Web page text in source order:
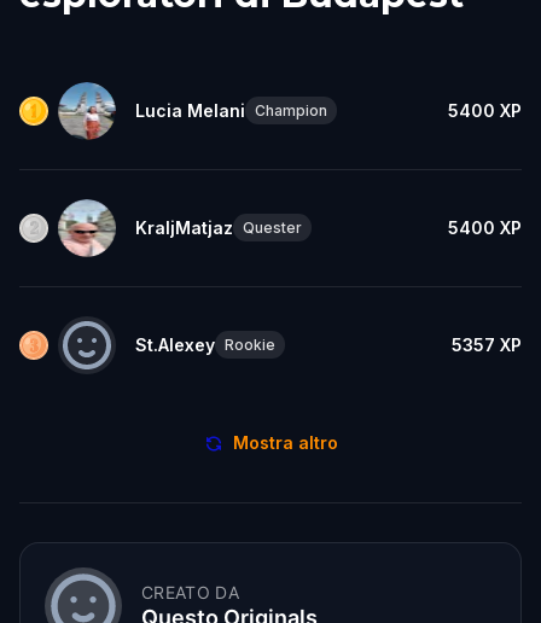
Lucia Melani Champion 5400 XP
KraljMatjaz Quester 5400 XP
St.Alexey Rookie 5357 XP
Mostra altro
CREATO DA
Questo Originals